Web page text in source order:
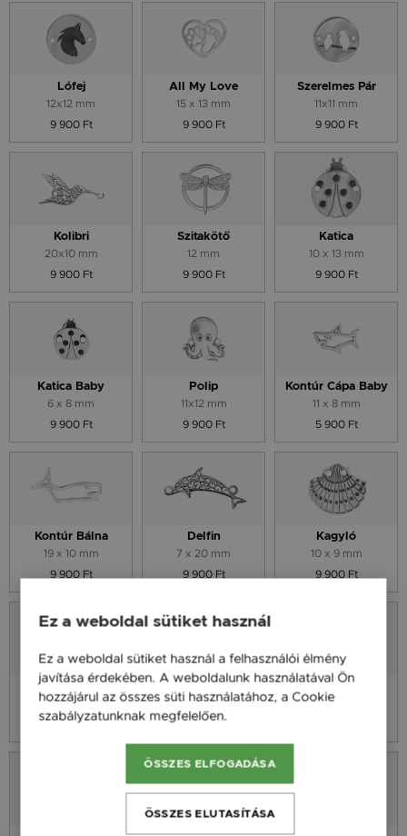
Lófej
12x12 mm
9 900 Ft
All My Love
15 x 13 mm
9 900 Ft
Szerelmes Pár
11x11 mm
9 900 Ft
Kolibri
20x10 mm
9 900 Ft
Szitakötő
12 mm
9 900 Ft
Katica
10 x 13 mm
9 900 Ft
Katica Baby
6 x 8 mm
9 900 Ft
Polip
11x12 mm
9 900 Ft
Kontúr Cápa Baby
11 x 8 mm
5 900 Ft
Kontúr Bálna
19 x 10 mm
9 900 Ft
Delfin
7 x 20 mm
9 900 Ft
Kagyló
10 x 9 mm
9 900 Ft
Pillangó
14x9 mm
9 900 Ft
Pillangó Vintage
16 x 12 mm
9 900 Ft
Panda
11x11 mm
Ez a weboldal sütiket használ
Ez a weboldal sütiket használ a felhasználói élmény
javítása érdekében. A weboldalunk használatával Ön
hozzájárul az összes süti használatához, a Cookie
szabályzatunknak megfelelően.
ÖSSZES ELFOGADÁSA
ÖSSZES ELUTASÍTÁSA